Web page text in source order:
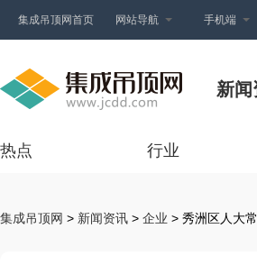
集成吊顶网首页 网站导航 手机端
新闻
热点 行业
集成吊顶网 > 新闻资讯 > 企业 > 秀洲区人大